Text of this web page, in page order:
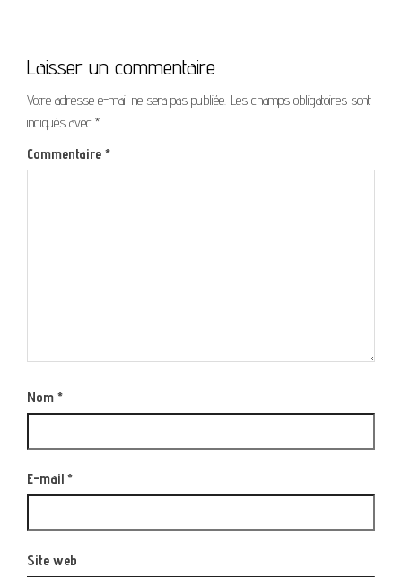
Laisser un commentaire
Votre adresse e-mail ne sera pas publiée. Les champs obligatoires sont
indiqués avec *
Commentaire *
Nom *
E-mail *
Site web